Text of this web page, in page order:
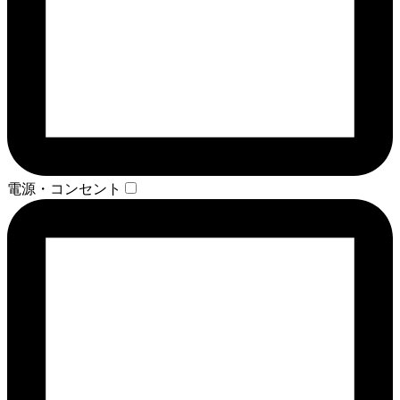
電源・コンセント